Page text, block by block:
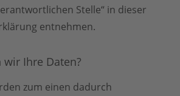
Stelle“ in dieser
entnehmen.
wir Ihre Daten?
zum einen dadurch